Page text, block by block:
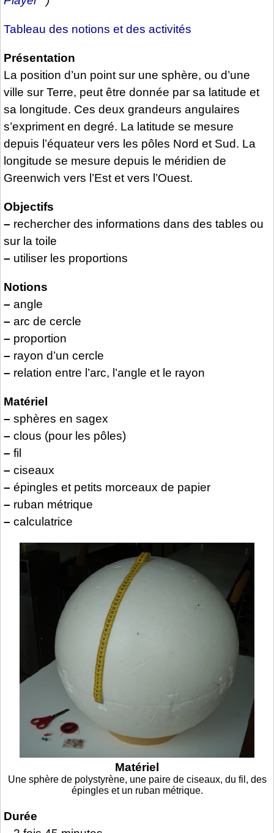
Tableau des notions et des activités
Présentation
La position d’un point sur une sphère, ou d’une
ville sur Terre, peut être donnée par sa latitude et
sa longitude. Ces deux grandeurs angulaires
s’expriment en degré. La latitude se mesure
depuis l’équateur vers les pôles Nord et Sud. La
longitude se mesure depuis le méridien de
Greenwich vers l’Est et vers l’Ouest.
Objectifs
– rechercher des informations dans des tables ou
sur la toile
– utiliser les proportions
Notions
– angle
– arc de cercle
– proportion
– rayon d’un cercle
– relation entre l’arc, l’angle et le rayon
Matériel
– sphères en sagex
– clous (pour les pôles)
– fil
– ciseaux
– épingles et petits morceaux de papier
– ruban métrique
– calculatrice
Matériel
Une sphère de polystyrène, une paire de ciseaux, du fil, des
épingles et un ruban métrique.
Durée